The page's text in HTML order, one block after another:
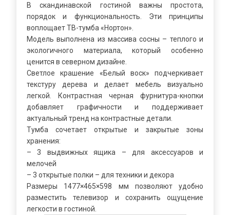
В скандинавской гостиной важны простота,
порядок и функциональность. Эти принципы
воплощает ТВ-тумба «Нортон».
Модель выполнена из массива сосны – теплого и
экологичного материала, который особенно
ценится в северном дизайне.
Светлое крашение «Белый воск» подчеркивает
текстуру дерева и делает мебель визуально
легкой. Контрастная черная фурнитура-кнопки
добавляет графичности и поддерживает
актуальный тренд на контрастные детали.
Тумба сочетает открытые и закрытые зоны
хранения:
– 3 выдвижных ящика – для аксессуаров и
мелочей
– 3 открытые полки – для техники и декора
Размеры 1477×465×598 мм позволяют удобно
разместить телевизор и сохранить ощущение
легкости в гостиной.